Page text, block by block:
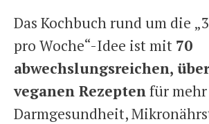
Das Kochbuch rund um die
pro Woche“-Idee ist mit 70
abwechslungsreichen,
veganen Rezeptenfür mehr
Darmgesundheit,